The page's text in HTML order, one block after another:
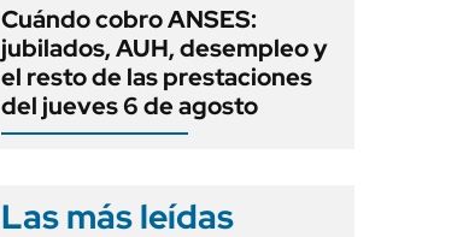
Cuándo cobro ANSES:
jubilados, AUH, desempleo y
el resto de las prestaciones
del jueves 6 de agosto
Las más leídas